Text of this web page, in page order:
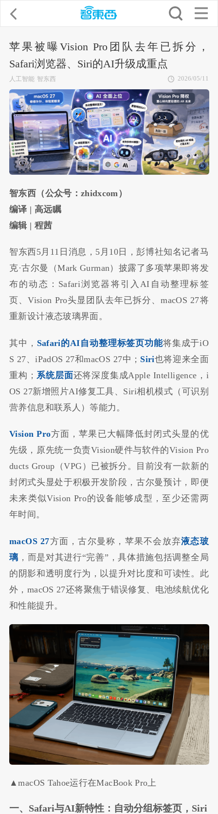
苹果被曝Vision Pro团队去年已拆分，
Safari浏览器、Siri的AI升级成重点
人工智能 智东西 2026/05/11
智东西（公众号：zhidxcom）
编译 | 高远瞩
编辑 | 程茜
智东西5月11日消息， 5月10日，彭博社知名记者马
克·古尔曼（Mark Gurman）披露了多项苹果即将发
布的动态：Safari浏览器将引入AI自动整理标签
页、Vision Pro头显团队去年已拆分、macOS 27将
重新设计液态玻璃界面。
其中， Safari的AI自动整理标签页功能将集成于iO
S 27、iPadOS 27和macOS 27中； Siri也将迎来全面
重构； 系统层面还将深度集成Apple Intelligence，i
OS 27新增照片AI修复工具、Siri相机模式（可识别
营养信息和联系人）等能力。
Vision Pro方面，苹果已大幅降低封闭式头显的优
先级，原先统一负责Vision硬件与软件的Vision Pro
ducts Group（VPG）已被拆分。目前没有一款新的
封闭式头显处于积极开发阶段，古尔曼预计，即便
未来类似Vision Pro的设备能够成型，至少还需两
年时间。
macOS 27方面，古尔曼称，苹果不会放弃液态玻
璃 ，而是对其进行“完善”，具体措施包括调整全局
的阴影和透明度行为，以提升对比度和可读性。此
外，macOS 27还将聚焦于错误修复、电池续航优化
和性能提升。
▲macOS Tahoe运行在MacBook Pro上
一、Safari与AI新特性：自动分组标签页，Siri